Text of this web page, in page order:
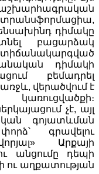
տրանսֆորմացիա,
դիմակը
բացարձակ
դիմակի
բեմադրել
վերածվում է
չէ, այլ
գոյատևման
գրավելու
Արքայի
անցումը դեպի
ու աղքատության